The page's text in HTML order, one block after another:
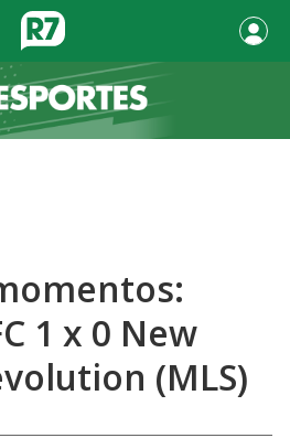
1 x 0 New
(MLS)